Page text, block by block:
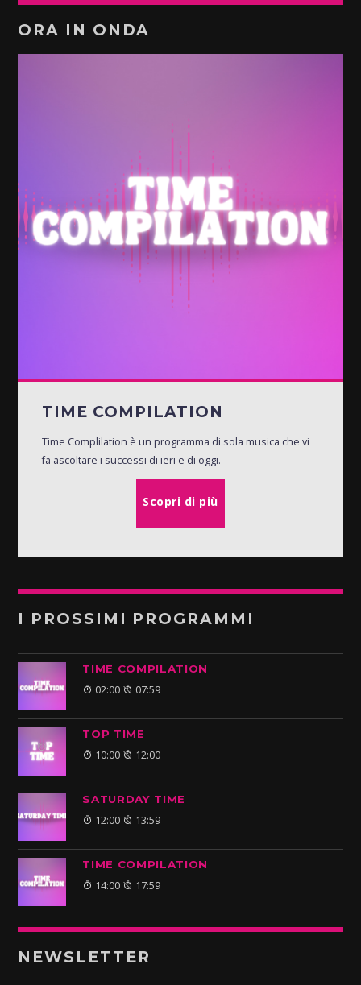
ORA IN ONDA
TIME COMPILATION
Time Complilation è un programma di sola musica che vi
fa ascoltare i successi di ieri e di oggi.
Scopri di più
I PROSSIMI PROGRAMMI
TIME COMPILATION
02:00 07:59
TOP TIME
10:00 12:00
SATURDAY TIME
12:00 13:59
TIME COMPILATION
14:00 17:59
NEWSLETTER